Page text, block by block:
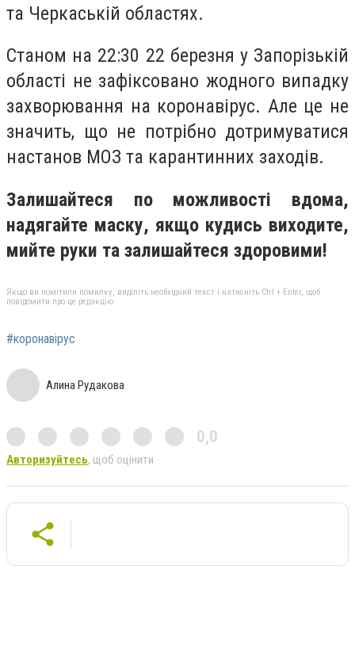
та Черкаській областях.
Станом на 22:30 22 березня у Запорізькій
області не зафіксовано жодного випадку
захворювання на коронавірус. Але це не
значить, що не потрібно дотримуватися
настанов МОЗ та карантинних заходів.
Залишайтеся по можливості вдома,
надягайте маску, якщо кудись виходите,
мийте руки та залишайтеся здоровими!
Якщо ви помітили помилку, виділіть необхідний текст і натисніть Ctrl + Enter, щоб
повідомити про це редакцію
#коронавірус
Алина Рудакова
0,0
Авторизуйтесь, щоб оцінити